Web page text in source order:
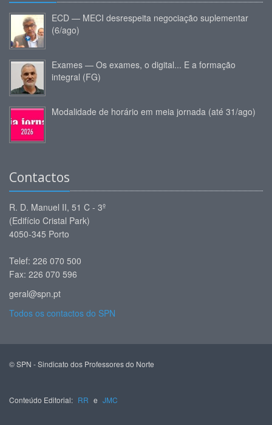
ECD — MECI desrespeita negociação suplementar
(6/ago)
Exames — Os exames, o digital... E a formação
integral (FG)
Modalidade de horário em meia jornada (até 31/ago)
Contactos
R. D. Manuel II, 51 C - 3º
(Edifício Cristal Park)
4050-345 Porto
Telef: 226 070 500
Fax: 226 070 596
geral@spn.pt
Todos os contactos do SPN
© SPN - Sindicato dos Professores do Norte
Conteúdo Editorial: RR e JMC